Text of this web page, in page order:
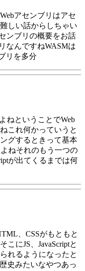
アセンブリはアセ
しい話からしちゃい
ンブリの概要をお話
なんですねWASMは
リを多分
ねということでWeb
これ何かっていうと
グするときって基本
ねそれのもう一つの
が出てくるまでは何
、CSSがもともと
こにJS、JavaScriptと
れるようになったと
史みたいなやつあっ